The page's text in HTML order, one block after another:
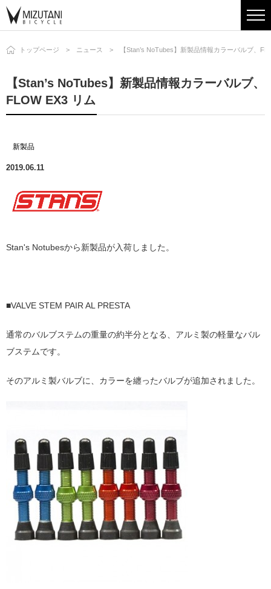
トップページ ニュース 【Stan’s NoTubes】新製品情報カラーバルブ、
【Stan’s NoTubes】新製品情報カラーバルブ、
FLOW EX3 リム
新製品
2019.06.11
Stan's Notubesから新製品が入荷しました。
■VALVE STEM PAIR AL PRESTA
通常のバルブステムの重量の約半分となる、アルミ製の軽量なバル
ブステムです。
そのアルミ製バルブに、カラーを纏ったバルブが追加されました。